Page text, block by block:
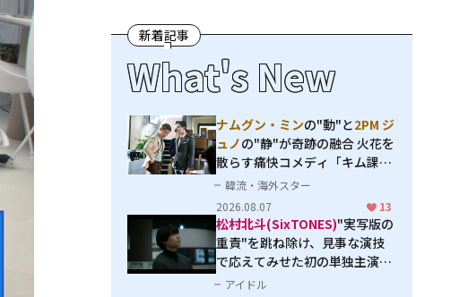
新着記事
What's New
ナムグン・ミンの"動"と2PM ジ
ュノの"静"が奇跡の融合 火花を
散らす痛快コメディ「キム課長
とソ理事～Bravo! Your Life
～」
韓流・海外スター
2026.08.07
13
松村北斗(SixTONES)"実写版の
重責"を跳ね除け、見事な演技
で応えてみせた初の単独主演映
画「秒速5センチメートル」
アイドル